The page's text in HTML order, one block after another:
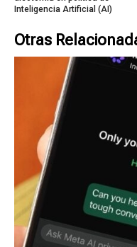
Inteligencia Artificial (AI)
Otras